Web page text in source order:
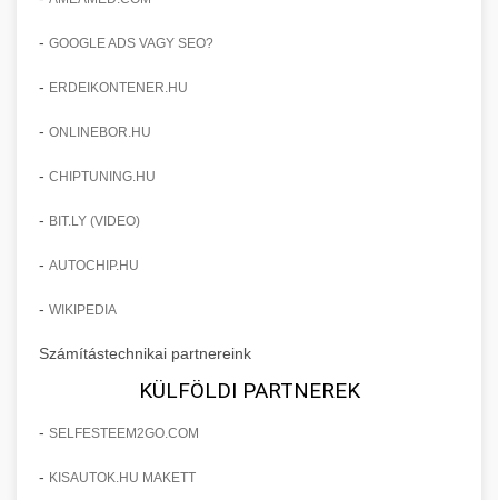
- GOOGLE ADS VAGY SEO?
- ERDEIKONTENER.HU
- ONLINEBOR.HU
- CHIPTUNING.HU
- BIT.LY (VIDEO)
- AUTOCHIP.HU
- WIKIPEDIA
Számítástechnikai partnereink
KÜLFÖLDI PARTNEREK
- SELFESTEEM2GO.COM
- KISAUTOK.HU MAKETT